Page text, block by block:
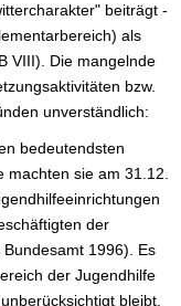
beiträgt -
als
VIII). Die mangelnde
bzw.
unverständlich:
bedeutendsten
machten sie am 31.12.
der
1996). Es
der Jugendhilfe
bleibt.